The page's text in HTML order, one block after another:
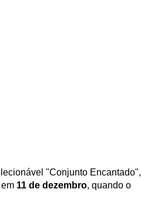
"Conjunto Encantado",
11 de dezembro, quando o